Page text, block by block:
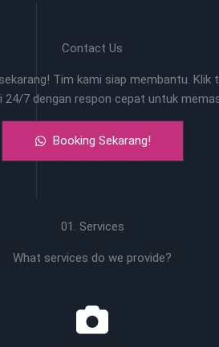
Contact Us
Tim kami siap membantu.
7 dengan respon cepat untuk
Booking Sekarang!
01. Services
What services do we provide?